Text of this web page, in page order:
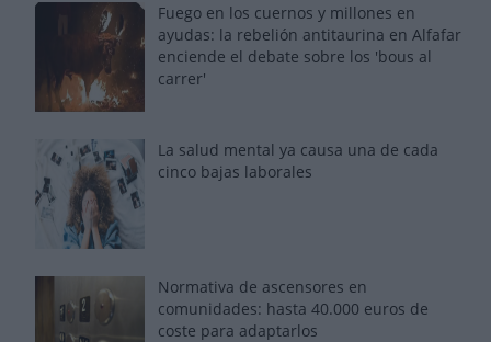
Fuego en los cuernos y millones en
ayudas: la rebelión antitaurina en Alfafar
enciende el debate sobre los 'bous al
carrer'
La salud mental ya causa una de cada
cinco bajas laborales
Normativa de ascensores en
comunidades: hasta 40.000 euros de
coste para adaptarlos